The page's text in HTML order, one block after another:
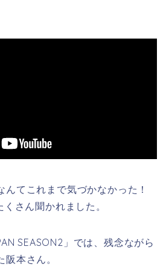
んてこれまで気づかなかった！
さん聞かれました。
SEASON2」では、残念ながら
本さん。